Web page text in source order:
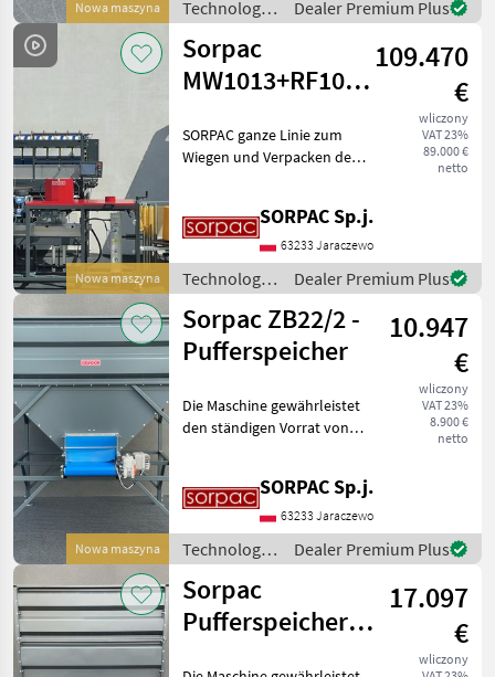
Nowa maszyna
zwei Wie
Technologia
ziemniaczana
/ Sorpac
Dealer Premium Plus
Nowa maszyna
Sorpac
MW1013+RF100(Fischbein)
109.470
€
wliczony
VAT 23%
89.000 €
netto
SORPAC ganze Linie zum
Wiegen und Verpacken des
Kombinationsmaschine
(mit 10 Kanälen), Raschel- /
Verpackungsmaschine
RF100 (Fischbeinkopf m
SORPAC Sp.j.
63233 Jaraczewo
Technologia
ziemniaczana
/ Sorpac
Dealer Premium Plus
Nowa maszyna
Sorpac ZB22/2 -
Pufferspeicher
10.947
€
wliczony
VAT 23%
8.900 €
netto
Die Maschine gewährleistet
den ständigen Vorrat von
Puffereimer wird über den
Abnahmeband montiert.
Der Auslaufschütter m
SORPAC Sp.j.
63233 Jaraczewo
Technologia
ziemniaczana
/ Sorpac
Dealer Premium Plus
Sorpac
Pufferspeicher
17.097
€
wliczony